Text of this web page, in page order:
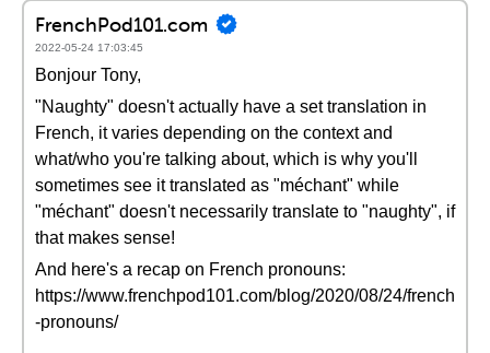
FrenchPod101.com
2022-05-24 17:03:45
Bonjour Tony,
"Naughty" doesn't actually have a set translation in
French, it varies depending on the context and
what/who you're talking about, which is why you'll
sometimes see it translated as "méchant" while
"méchant" doesn't necessarily translate to "naughty", if
that makes sense!
And here's a recap on French pronouns:
https://www.frenchpod101.com/blog/2020/08/24/french
-pronouns/